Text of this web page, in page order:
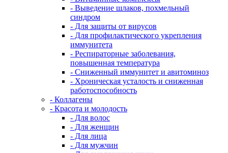
- Выведение шлаков, похмельный
синдром
- Для защиты от вирусов
- Для профилактического укрепления
иммунитета
- Респираторные заболевания,
повышенная температура
- Сниженный иммунитет и авитоминоз
- Хроническая усталость и сниженная
работоспособность
- Коллагены
- Красота и молодость
- Для волос
- Для женщин
- Для лица
- Для мужчин